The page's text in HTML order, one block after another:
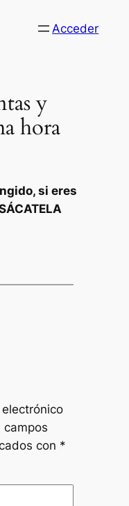
Acceder
y
hora
si eres
campos
con *